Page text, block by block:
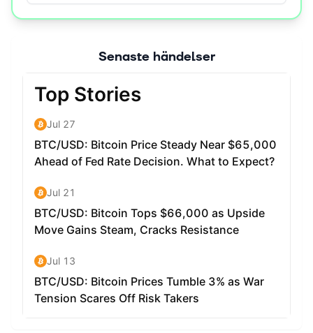
Senaste händelser